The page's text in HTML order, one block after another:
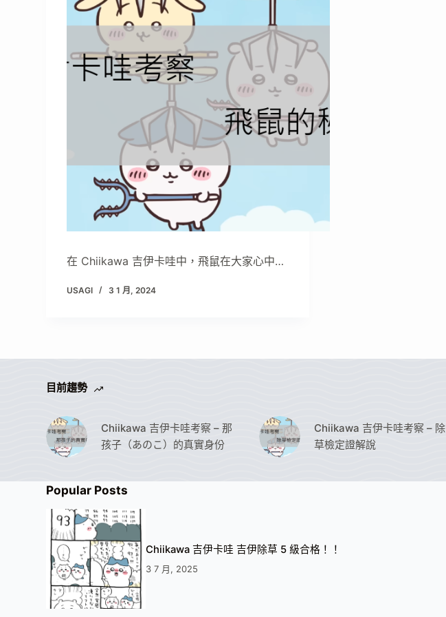
在 Chiikawa 吉伊卡哇中，飛鼠在大家心中…
USAGI 3 1 月, 2024
目前趨勢
Chiikawa 吉伊卡哇考察 – 那
孩子（あのこ）的真實身份
Chiikawa 吉伊卡哇考察 – 除
草檢定證解說
Popular Posts
Chiikawa 吉伊卡哇 吉伊除草 5 級合格！！
3 7 月, 2025